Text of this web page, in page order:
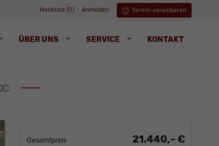
Merkliste (0) Anmelden Termin vereinbaren
ÜBER UNS SERVICE KONTAKT
Gesamtpreis 21.440,– €